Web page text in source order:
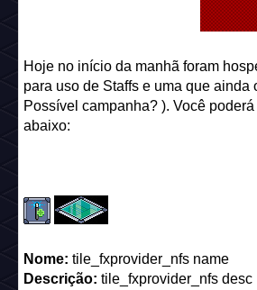
Hoje no início da manhã foram
para uso de Staffs e uma que ainda
Possível campanha? ). Você
abaixo:
Nome: tile_fxprovider_nfs name
Descrição: tile_fxprovider_nfs desc